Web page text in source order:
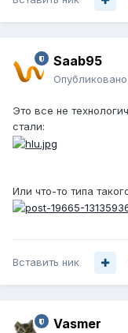
Saab95
Опубликовано
Это все не
стали:
Или что-то типа
Вставить ник
Vasmer